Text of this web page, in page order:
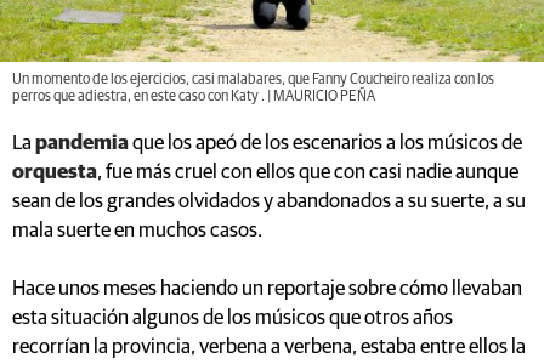
Un momento de los ejercicios, casi malabares, que Fanny Coucheiro realiza con los
perros que adiestra, en este caso con Katy . | MAURICIO PEÑA
La pandemiaque los apeó de los escenarios a los músicos de
orquesta, fue más cruel con ellos que con casi nadie aunque
sean de los grandes olvidados y abandonados a su suerte, a su
mala suerte en muchos casos.
Hace unos meses haciendo un reportaje sobre cómo llevaban
esta situación algunos de los músicos que otros años
recorrían la provincia, verbena a verbena, estaba entre ellos la